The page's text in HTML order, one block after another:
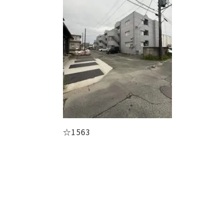
☆1563